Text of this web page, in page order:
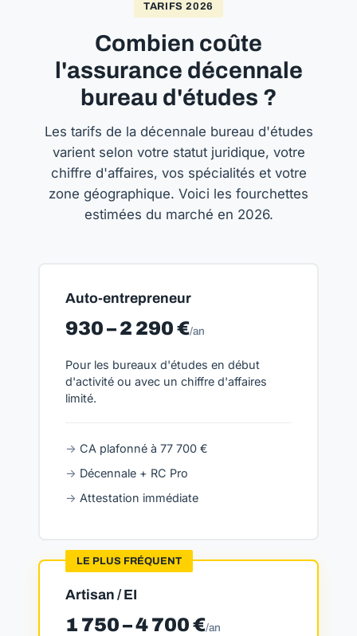
TARIFS 2026
Combien coûte
l'assurance décennale
bureau d'études ?
Les tarifs de la décennale bureau d'études
varient selon votre statut juridique, votre
chiffre d'affaires, vos spécialités et votre
zone géographique. Voici les fourchettes
estimées du marché en 2026.
Auto-entrepreneur
930 – 2 290 €/an
Pour les bureaux d'études en début
d'activité ou avec un chiffre d'affaires
limité.
CA plafonné à 77 700 €
Décennale + RC Pro
Attestation immédiate
LE PLUS FRÉQUENT
Artisan / EI
1 750 – 4 700 €/an